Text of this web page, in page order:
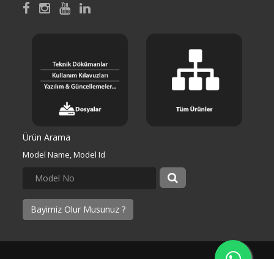
Ürün Arama
Model Name, Model Id
Bayimiz Olur Musunuz ?